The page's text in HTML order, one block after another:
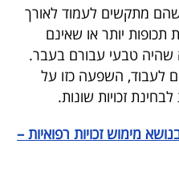
מתקשים לעמוד לאורך
תכופות יותר או שאינם
שהיה טבעי עבורם בעבר.
לעבוד, השפעה כזו על
זכויות שונות.
מימוש זכויות רפואיות –